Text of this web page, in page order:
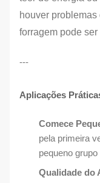
houver
forragem pode
---
Aplicações
Comece
pela primeira
pequeno
Qualidade do